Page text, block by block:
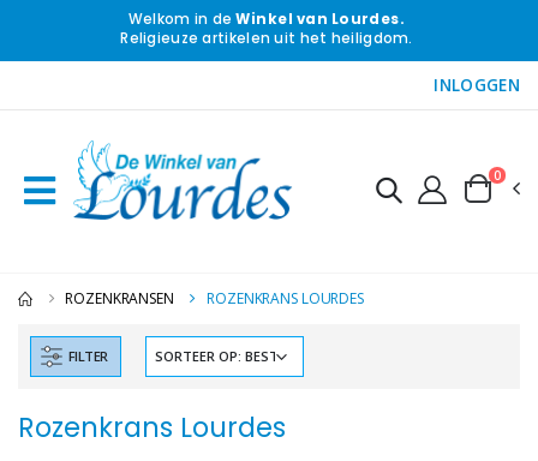
Welkom in deWinkel van Lourdes.
Religieuze artikelen uit het heiligdom.
INLOGGEN
0
ROZENKRANSEN ROZENKRANS LOURDES
FILTER
Rozenkrans Lourdes